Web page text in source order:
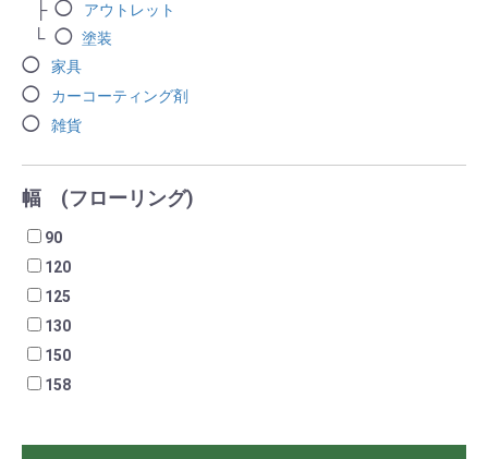
アウトレット
塗装
家具
カーコーティング剤
雑貨
幅 (フローリング)
90
120
125
130
150
158